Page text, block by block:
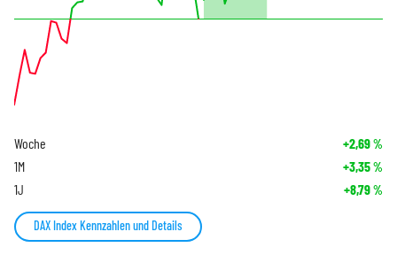
Woche +2,69%
1M +3,35%
1J +8,79%
DAX Index Kennzahlen und Details